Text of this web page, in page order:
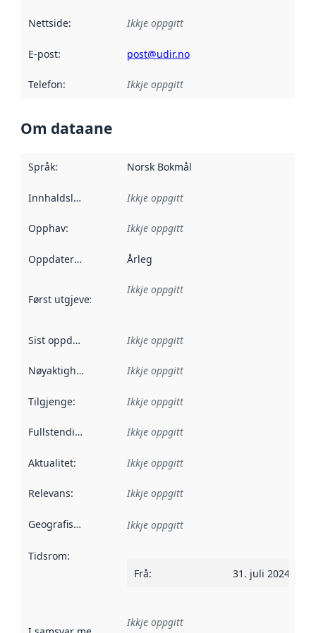
Nettside: Ikkje oppgitt
E-post: post@udir.no
Telefon: Ikkje oppgitt
Om dataane
Språk: Norsk Bokmål
Innhaldsleverandørar :
Ikkje oppgitt
Opphav: Ikkje oppgitt
Oppdateringsfrekvens :
Årleg
Først utgjeve: Denne datoen seier når dataa i dette
Ikkje oppgitt
Sist oppdatert Ikkje oppgitt
Nøyaktigheit Ikkje oppgitt
Tilgjenge: Ikkje oppgitt
Fullstendigheit Ikkje oppgitt
Aktualitet: Ikkje oppgitt
Relevans: Ikkje oppgitt
Geografisk område Ikkje oppgitt
Tidsrom:
Frå: 31. juli 2024
Ikkje oppgitt